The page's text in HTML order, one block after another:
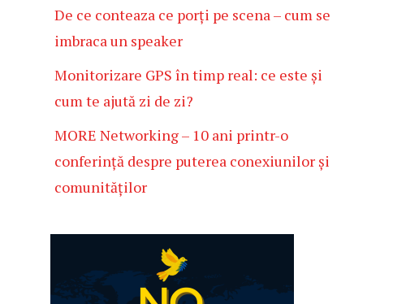
De ce conteaza ce porți pe scena – cum se
imbraca un speaker
Monitorizare GPS în timp real: ce este și
cum te ajută zi de zi?
MORE Networking – 10 ani printr-o
conferință despre puterea conexiunilor și
comunităților